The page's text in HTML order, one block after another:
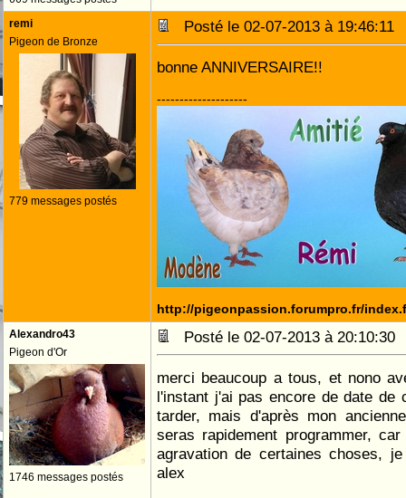
remi
Pigeon de Bronze
779 messages postés
Posté le 02-07-2013 à
bonne ANNIVERSAIRE!!
--------------------
http://pigeonpassion.forumpro.fr/
Alexandro43
Pigeon d'Or
1746 messages postés
Posté le 02-07-2013 à
merci beaucoup a tous, et nono
l'instant j'ai pas encore de date de
tarder, mais d'après mon
seras rapidement programmer,
agravation de certaines choses,
alex